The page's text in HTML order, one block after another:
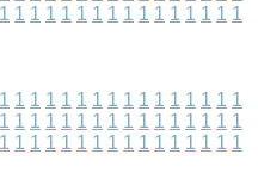
1 1 1 1 1 1 1 1 1 1 1 1 1 1 1 1
1 1 1 1 1 1 1 1 1 1 1 1 1 1 1 1
1 1 1 1 1 1 1 1 1 1 1 1 1 1 1 1
1 1 1 1 1 1 1 1 1 1 1 1 1 1 1 1